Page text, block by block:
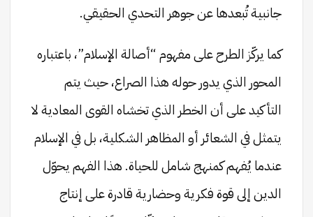
جانبية تُبعدها عن جوهر التحدي الحقيقي.
كما يركّز الطرح على مفهوم “أصالة الإسلام”، باعتباره
المحور الذي يدور حوله هذا الصراع، حيث يتم
التأكيد على أن الخطر الذي تخشاه القوى المعادية لا
يتمثل في الشعائر أو المظاهر الشكلية، بل في الإسلام
عندما يُفهم كمنهج شامل للحياة. هذا الفهم يحوّل
الدين إلى قوة فكرية وحضارية قادرة على إنتاج